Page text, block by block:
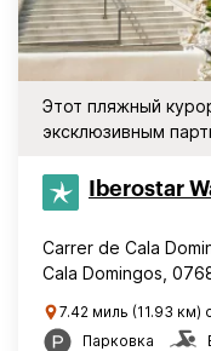
Этот пляжный
эксклюзивным
Iberostar
Carrer de Cala
Cala Domingos,
7.42 миль (11.93
Парковка